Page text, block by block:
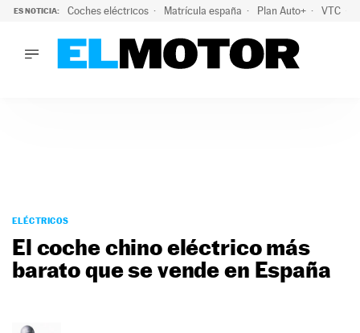
ES NOTICIA: Coches eléctricos Matrícula españa Plan Auto+ VTC
PODCAST
MOTOS
TECNOLOGÍA
PREMIOS
ELÉCTRICOS
El coche chino eléctrico más
barato que se vende en España